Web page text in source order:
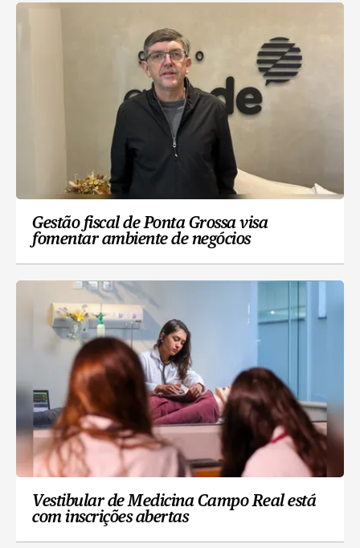
Gestão fiscal de Ponta Grossa visa
fomentar ambiente de negócios
Vestibular de Medicina Campo Real está
com inscrições abertas